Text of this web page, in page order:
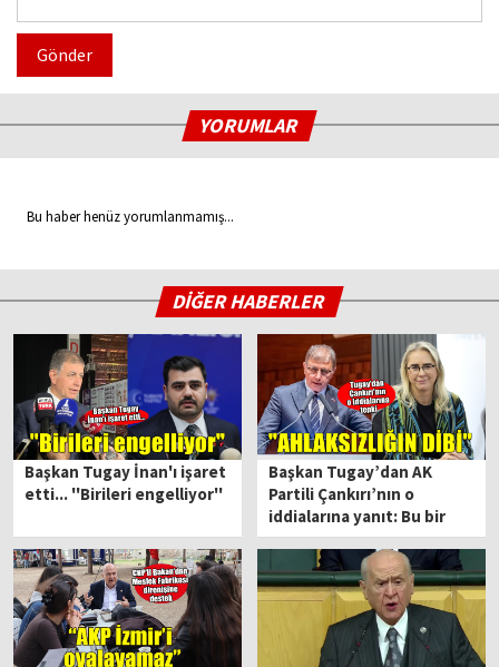
Gönder
YORUMLAR
Bu haber henüz yorumlanmamış...
DİĞER HABERLER
Başkan Tugay İnan'ı işaret
etti... ''Birileri engelliyor''
Başkan Tugay’dan AK
Partili Çankırı’nın o
iddialarına yanıt: Bu bir
siyasi komplodur!